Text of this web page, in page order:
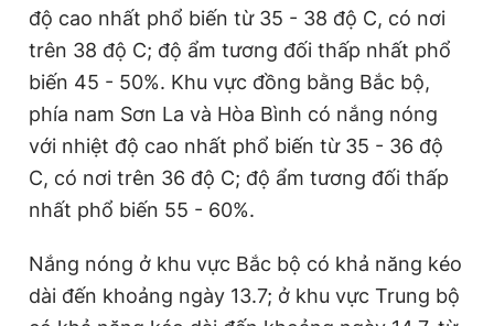
độ cao nhất phổ biến từ 35 - 38 độ C, có nơi
trên 38 độ C; độ ẩm tương đối thấp nhất phổ
biến 45 - 50%. Khu vực đồng bằng Bắc bộ,
phía nam Sơn La và Hòa Bình có nắng nóng
với nhiệt độ cao nhất phổ biến từ 35 - 36 độ
C, có nơi trên 36 độ C; độ ẩm tương đối thấp
nhất phổ biến 55 - 60%.
Nắng nóng ở khu vực Bắc bộ có khả năng kéo
dài đến khoảng ngày 13.7; ở khu vực Trung bộ